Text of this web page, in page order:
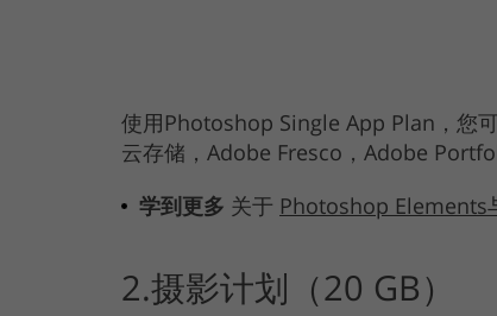
使用Photoshop Single App Plan，您
云存储，Adobe Fresco，Adobe
学到更多 关于 Photoshop Elements
2.摄影计划（20 GB）